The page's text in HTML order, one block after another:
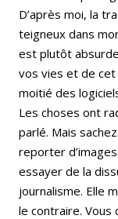
D’après moi, la
teigneux dans
est plutôt
vos vies et de cet
moitié des
Les choses ont
parlé. Mais
reporter
essayer de la
journalisme. Elle
le contraire. Vous